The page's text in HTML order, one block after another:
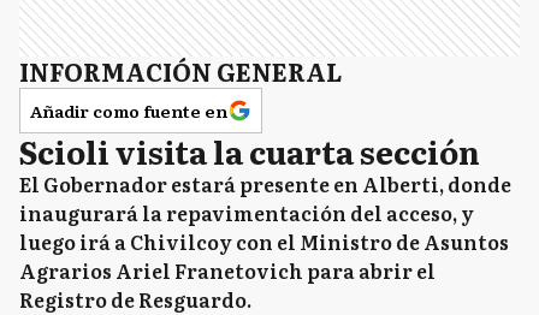
INFORMACIÓN GENERAL
Añadir como fuente en
Scioli visita la cuarta sección
El Gobernador estará presente en Alberti, donde
inaugurará la repavimentación del acceso, y
luego irá a Chivilcoy con el Ministro de Asuntos
Agrarios Ariel Franetovich para abrir el
Registro de Resguardo.